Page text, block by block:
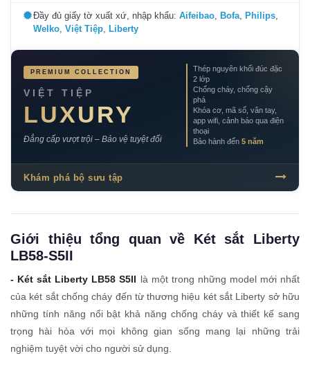
Đầy đủ giấy tờ xuất xứ, nhập khẩu: Aifeibao Bofa Philips
Welko Việt Tiệp Liberty
PREMIUM COLLECTION
VIỆT TIỆP
LUXURY
Đẳng cấp vượt trội – Bảo vệ tuyệt đối
Thép nguyên khối đúc đặc
2 lớp
Chống cháy, chống cậy
phá
Khóa cơ, mã số, vân tay,
app wifi, cảnh báo qua điện
thoại
Bảo hành đến 5 năm
Khám phá bộ sưu tập
Giới thiệu tổng quan về Két sắt Liberty
LB58-S5II
- Két sắt Liberty LB58 S5II là một trong những model mới nhất
của két sắt chống cháy đến từ thương hiệu két sắt Liberty sở hữu
những tính năng nổi bật khả năng chống cháy và thiết kế sang
trọng hài hòa với mọi không gian sống mang lại những trải
nghiệm tuyệt vời cho người sử dụng.